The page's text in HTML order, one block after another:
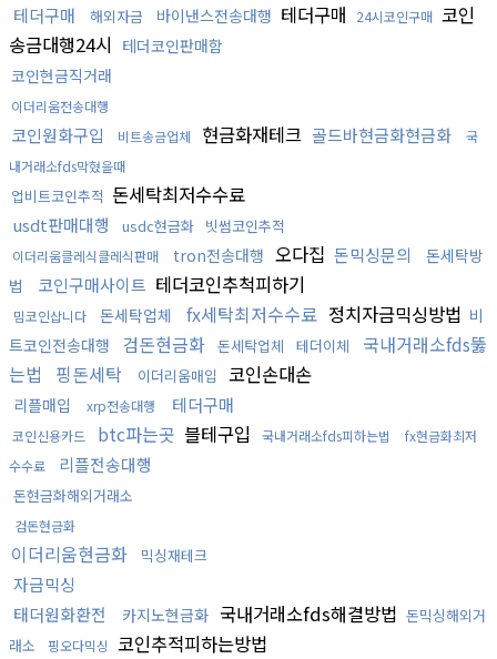
테더구매
해외자금 바이낸스전송대행 테더구매 24시코인구매 코인
송금대행24시 테더코인판매함
코인현금직거래
이더리움전송대행
코인원화구입 비트송금업체 현금화재테크 골드바현금화현금화
국
내거래소fds막혔을때
업비트코인추적 돈세탁최저수수료
usdt판매대행 usdc현금화 빗썸코인추적
이더리움클레식클레식판매 tron전송대행 오다집 돈믹싱문의
돈세탁방
법
코인구매사이트 테더코인추척피하기
밈코인삽니다 돈세탁업체 fx세탁최저수수료 정치자금믹싱방법 비
트코인전송대행
검돈현금화 돈세탁업체 테더이체
국내거래소fds뚫
는법
핑돈세탁 이더리움매입 코인손대손
리플매입 xrp전송대행 테더구매
코인신용카드 btc파는곳 블테구입 국내거래소fds피하는법
fx현금화최저
수수료
리플전송대행
돈현금화해외거래소
검돈현금화
이더리움현금화 믹싱재테크
자금믹싱
태더원화환전
카지노현금화 국내거래소fds해결방법 돈믹싱해외거
래소
핑오다믹싱 코인추적피하는방법